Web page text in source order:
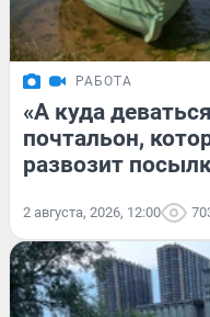
РАБОТА
«А куда
почтальон,
развозит
2 августа, 2026, 12:00